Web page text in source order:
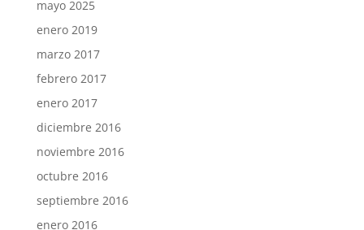
mayo 2025
enero 2019
marzo 2017
febrero 2017
enero 2017
diciembre 2016
noviembre 2016
octubre 2016
septiembre 2016
enero 2016